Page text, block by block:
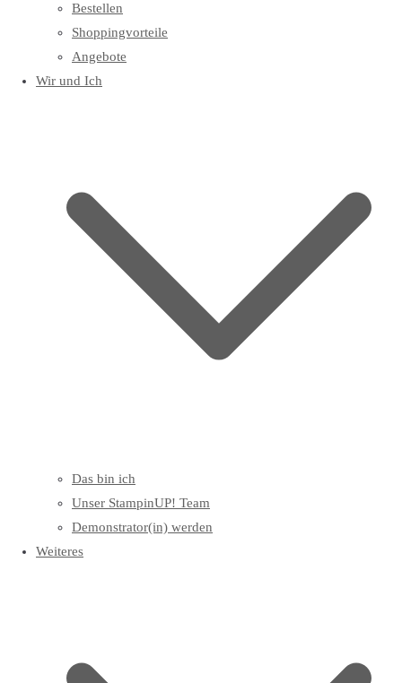
Bestellen
Shoppingvorteile
Angebote
Wir und Ich
Das bin ich
Unser StampinUP! Team
Demonstrator(in) werden
Weiteres